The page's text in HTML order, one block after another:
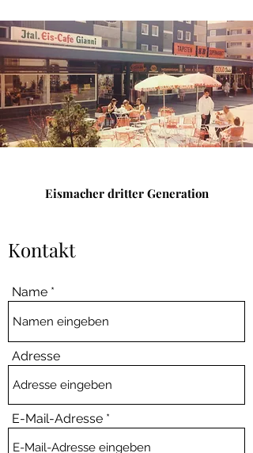
Eismacher dritter Generation
Kontakt
Name
Adresse
E-Mail-Adresse